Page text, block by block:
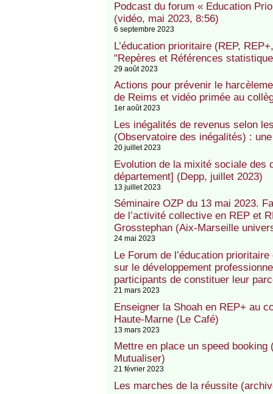
Podcast du forum « Education
(vidéo, mai 2023, 8:56)
6 septembre 2023
L’éducation prioritaire (REP,
"Repères et Références
29 août 2023
Actions pour prévenir le
de Reims et vidéo primée au
1er août 2023
Les inégalités de revenus selon
(Observatoire des inégalités) :
20 juillet 2023
Evolution de la mixité sociale des
département] (Depp, juillet 2023)
13 juillet 2023
Séminaire OZP du 13 mai 2023.
de l’activité collective en REP et
Grosstephan (Aix-Marseille
24 mai 2023
Le Forum de l’éducation
sur le développement
participants de constituer leur
21 mars 2023
Enseigner la Shoah en REP+ au
Haute-Marne (Le Café)
13 mars 2023
Mettre en place un speed
Mutualiser)
21 février 2023
Les marches de la réussite